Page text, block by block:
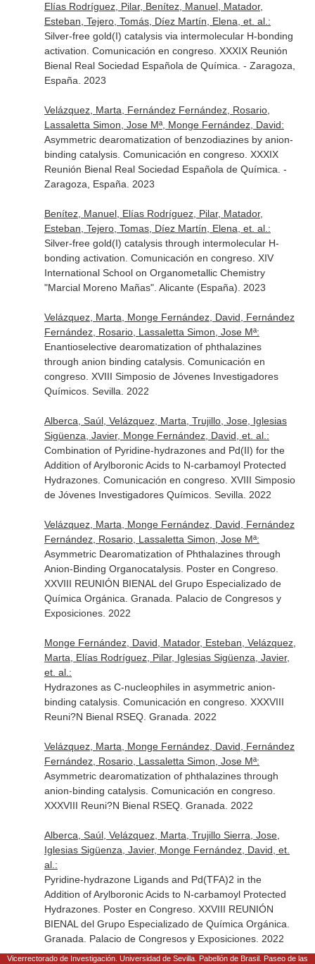
Elías Rodríguez, Pilar, Benítez, Manuel, Matador,
Esteban, Tejero, Tomás, Díez Martín, Elena, et. al.:
Silver-free gold(I) catalysis via intermolecular H-bonding
activation. Comunicación en congreso. XXXIX Reunión
Bienal Real Sociedad Española de Química. - Zaragoza,
España. 2023
Velázquez, Marta, Fernández Fernández, Rosario,
Lassaletta Simon, Jose Mª, Monge Fernández, David:
Asymmetric dearomatization of benzodiazines by anion-
binding catalysis. Comunicación en congreso. XXXIX
Reunión Bienal Real Sociedad Española de Química. -
Zaragoza, España. 2023
Benítez, Manuel, Elías Rodríguez, Pilar, Matador,
Esteban, Tejero, Tomas, Díez Martín, Elena, et. al.:
Silver-free gold(I) catalysis through intermolecular H-
bonding activation. Comunicación en congreso. XIV
International School on Organometallic Chemistry
"Marcial Moreno Mañas". Alicante (España). 2023
Velázquez, Marta, Monge Fernández, David, Fernández
Fernández, Rosario, Lassaletta Simon, Jose Mª:
Enantioselective dearomatization of phthalazines
through anion binding catalysis. Comunicación en
congreso. XVIII Simposio de Jóvenes Investigadores
Químicos. Sevilla. 2022
Alberca, Saúl, Velázquez, Marta, Trujillo, Jose, Iglesias
Sigüenza, Javier, Monge Fernández, David, et. al.:
Combination of Pyridine-hydrazones and Pd(II) for the
Addition of Arylboronic Acids to N-carbamoyl Protected
Hydrazones. Comunicación en congreso. XVIII Simposio
de Jóvenes Investigadores Químicos. Sevilla. 2022
Velázquez, Marta, Monge Fernández, David, Fernández
Fernández, Rosario, Lassaletta Simon, Jose Mª:
Asymmetric Dearomatization of Phthalazines through
Anion-Binding Organocatalysis. Poster en Congreso.
XXVIII REUNIÓN BIENAL del Grupo Especializado de
Química Orgánica. Granada. Palacio de Congresos y
Exposiciones. 2022
Monge Fernández, David, Matador, Esteban, Velázquez,
Marta, Elías Rodríguez, Pilar, Iglesias Sigüenza, Javier,
et. al.:
Hydrazones as C-nucleophiles in asymmetric anion-
binding catalysis. Comunicación en congreso. XXXVIII
Reuni?N Bienal RSEQ. Granada. 2022
Velázquez, Marta, Monge Fernández, David, Fernández
Fernández, Rosario, Lassaletta Simon, Jose Mª:
Asymmetric dearomatization of phthalazines through
anion-binding catalysis. Comunicación en congreso.
XXXVIII Reuni?N Bienal RSEQ. Granada. 2022
Alberca, Saúl, Velázquez, Marta, Trujillo Sierra, Jose,
Iglesias Sigüenza, Javier, Monge Fernández, David, et.
al.:
Pyridine-hydrazone Ligands and Pd(TFA)2 in the
Addition of Arylboronic Acids to N-carbamoyl Protected
Hydrazones. Poster en Congreso. XXVIII REUNIÓN
BIENAL del Grupo Especializado de Química Orgánica.
Granada. Palacio de Congresos y Exposiciones. 2022
Vicerrectorado de Investigación. Universidad de Sevilla. Pabellón de Brasil. Paseo de las